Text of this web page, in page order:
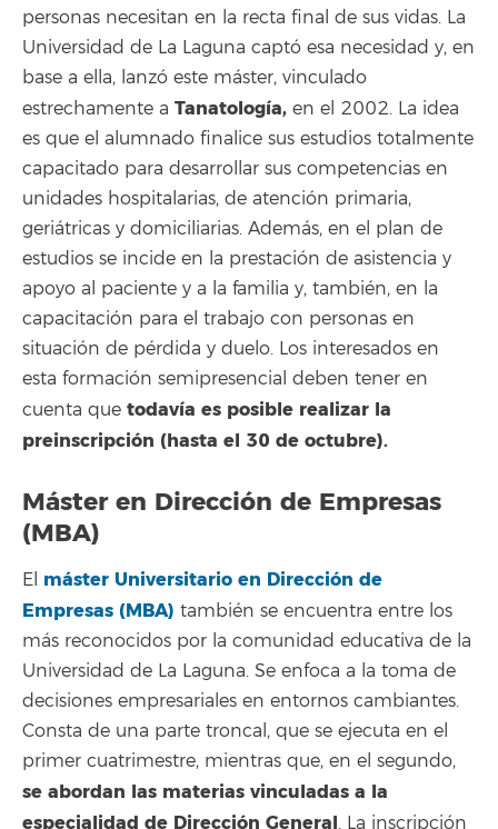
personas necesitan en la recta final de sus vidas. La
Universidad de La Laguna captó esa necesidad y, en
base a ella, lanzó este máster, vinculado
estrechamente a Tanatología, en el 2002. La idea
es que el alumnado finalice sus estudios totalmente
capacitado para desarrollar sus competencias en
unidades hospitalarias, de atención primaria,
geriátricas y domiciliarias. Además, en el plan de
estudios se incide en la prestación de asistencia y
apoyo al paciente y a la familia y, también, en la
capacitación para el trabajo con personas en
situación de pérdida y duelo. Los interesados en
esta formación semipresencial deben tener en
cuenta que todavía es posible realizar la
preinscripción (hasta el 30 de octubre).
Máster en Dirección de Empresas
(MBA)
El máster Universitario en Dirección de
Empresas (MBA) también se encuentra entre los
más reconocidos por la comunidad educativa de la
Universidad de La Laguna. Se enfoca a la toma de
decisiones empresariales en entornos cambiantes.
Consta de una parte troncal, que se ejecuta en el
primer cuatrimestre, mientras que, en el segundo,
se abordan las materias vinculadas a la
especialidad de Dirección General. La inscripción